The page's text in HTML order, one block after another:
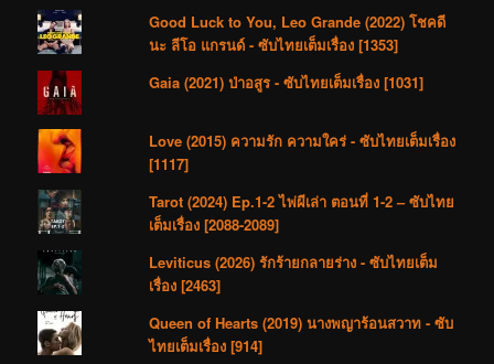
Good Luck to You, Leo Grande (2022) โชคดี
นะ ลีโอ แกรนด์ - ซับไทยเต็มเรื่อง [1353]
Gaia (2021) ป่าอสูร - ซับไทยเต็มเรื่อง [1031]
Love (2015) ความรัก ความใคร่ - ซับไทยเต็มเรื่อง
[1117]
Tarot (2024) Ep.1-2 ไพ่ผีเล่า ตอนที่ 1-2 – ซับไทย
เต็มเรื่อง [2088-2089]
Leviticus (2026) รักร้ายกลายร่าง - ซับไทยเต็ม
เรื่อง [2463]
Queen of Hearts (2019) นางพญาร้อนสวาท - ซับ
ไทยเต็มเรื่อง [914]